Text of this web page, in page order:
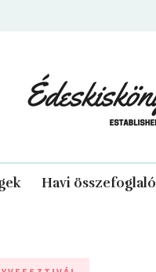
Havi összefoglaló